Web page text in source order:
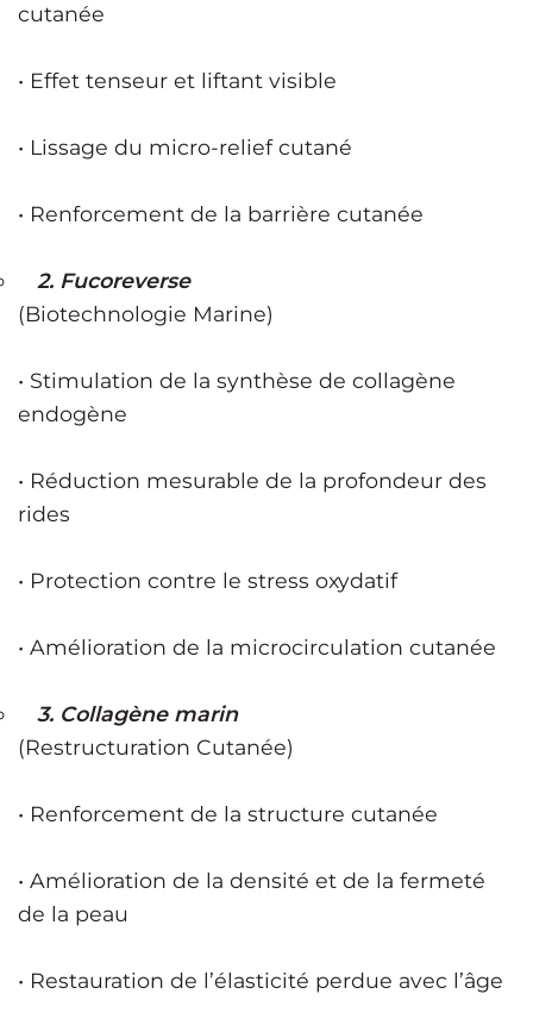
cutanée
• Effet tenseur et liftant visible
• Lissage du micro-relief cutané
• Renforcement de la barrière cutanée
2. Fucoreverse
(Biotechnologie Marine)
• Stimulation de la synthèse de collagène
endogène
• Réduction mesurable de la profondeur des
rides
• Protection contre le stress oxydatif
• Amélioration de la microcirculation cutanée
3. Collagène marin
(Restructuration Cutanée)
• Renforcement de la structure cutanée
• Amélioration de la densité et de la fermeté
de la peau
• Restauration de l’élasticité perdue avec l’âge